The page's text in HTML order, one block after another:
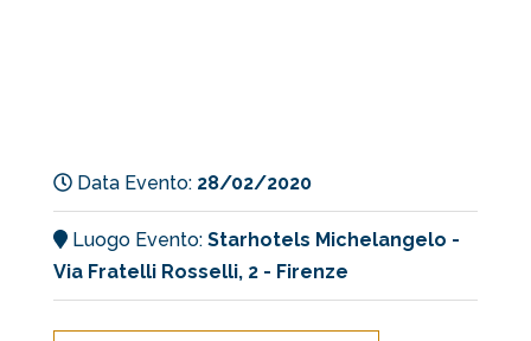
Data Evento: 28/02/2020
Luogo Evento: Starhotels Michelangelo -
Via Fratelli Rosselli, 2 - Firenze